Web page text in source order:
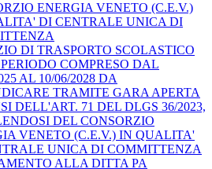
ENERGIA VENETO (C.E.V.)
DI CENTRALE UNICA DI
DI TRASPORTO SCOLASTICO
COMPRESO DAL
AL 10/06/2028 DA
TRAMITE GARA APERTA
DELL'ART. 71 DEL DLGS 36/2023,
DEL CONSORZIO
VENETO (C.E.V.) IN QUALITA'
UNICA DI COMMITTENZA
ALLA DITTA PA